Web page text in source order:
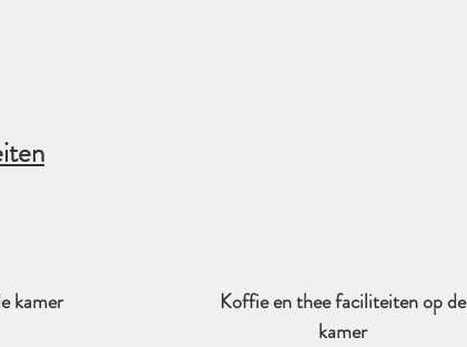
kamer
Koffie en thee faciliteiten op de
kamer